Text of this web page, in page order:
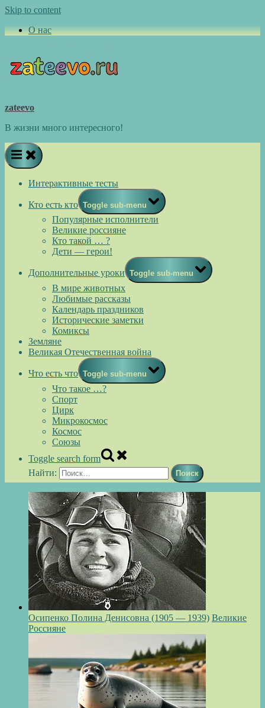
Skip to content
О нас
zateevo
В жизни много интересного!
Интерактивные тесты
Кто есть кто Toggle sub-menu
Популярные исполнители
Великие россияне
Кто такой … ?
Дети — герои!
Дополнительные уроки Toggle sub-menu
В мире животных
Любимые рассказы
Календарь праздников
Исторические заметки
Комиксы
Земляне
Великая Отечественная война
Что есть что Toggle sub-menu
Что такое …?
Спорт
Цирк
Микрокосмос
Космос
Союзы
Toggle search form
Найти:
Осипенко Полина Денисовна (1905 — 1939) Великие
Россияне